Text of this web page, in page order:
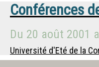
Conférences
Du 20 août 2001
Université d'Eté de la